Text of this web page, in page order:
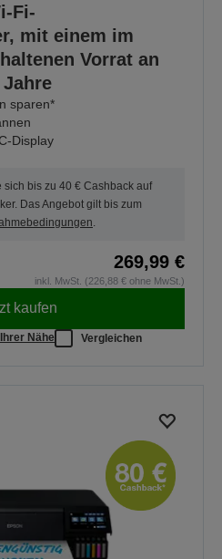
Fi-
mit einem im
Vorrat an
sparen*
Display
bis zu 40 € Cashback auf
Das Angebot gilt bis zum
269,99 €
inkl. MwSt. (226,88 € ohne MwSt.)
kaufen
Nähe Vergleichen